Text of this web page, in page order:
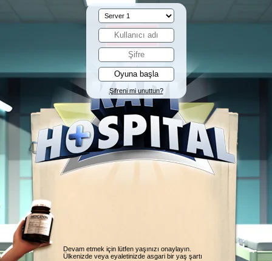
Şifreni mi unuttun?
Devam etmek için lütfen yaşınızı onaylayın.
Ülkenizde veya eyaletinizde asgari bir yaş şartı